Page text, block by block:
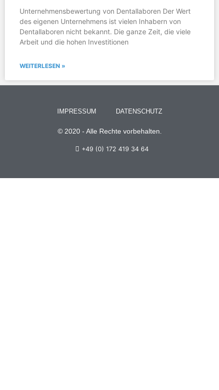
Unternehmensbewertung von Dentallaboren Der Wert
des eigenen Unternehmens ist vielen Inhabern von
Dentallaboren nicht bekannt. Die ganze Zeit, die viele
Arbeit und die hohen Investitionen
WEITERLESEN »
IMPRESSUM DATENSCHUTZ
© 2020 - Alle Rechte vorbehalten.
+49 (0) 172 419 34 64